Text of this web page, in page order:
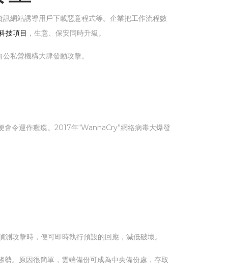
網站誘導用戶下載惡意程式等。企業把工作流程數
技項目 ，生意、保安同時升級。
私營機構大肆發動攻擊。
令運作癱瘓。2017年“WannaCry”網絡病毒大爆發
攻擊時，便可即時執行預設的回應，減低破壞。
。原因很簡單，雲端備份可成為中央備份處，存取